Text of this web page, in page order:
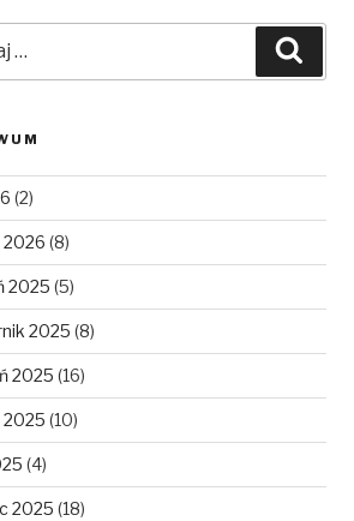
(2)
(8)
2025 (5)
2025 (8)
2025 (16)
2025 (10)
(4)
2025 (18)